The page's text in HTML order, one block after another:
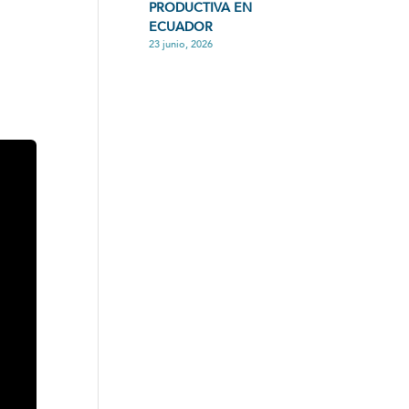
PRODUCTIVA EN
ECUADOR
23 junio, 2026